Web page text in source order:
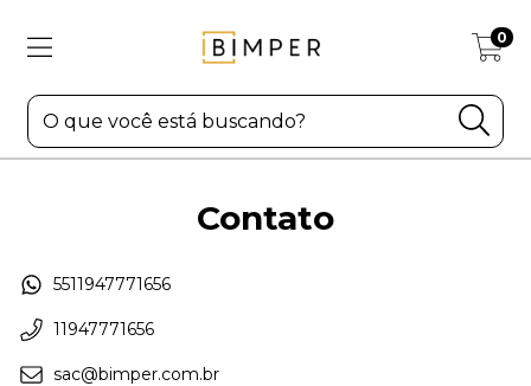
0
Contato
5511947771656
11947771656
sac@bimper.com.br